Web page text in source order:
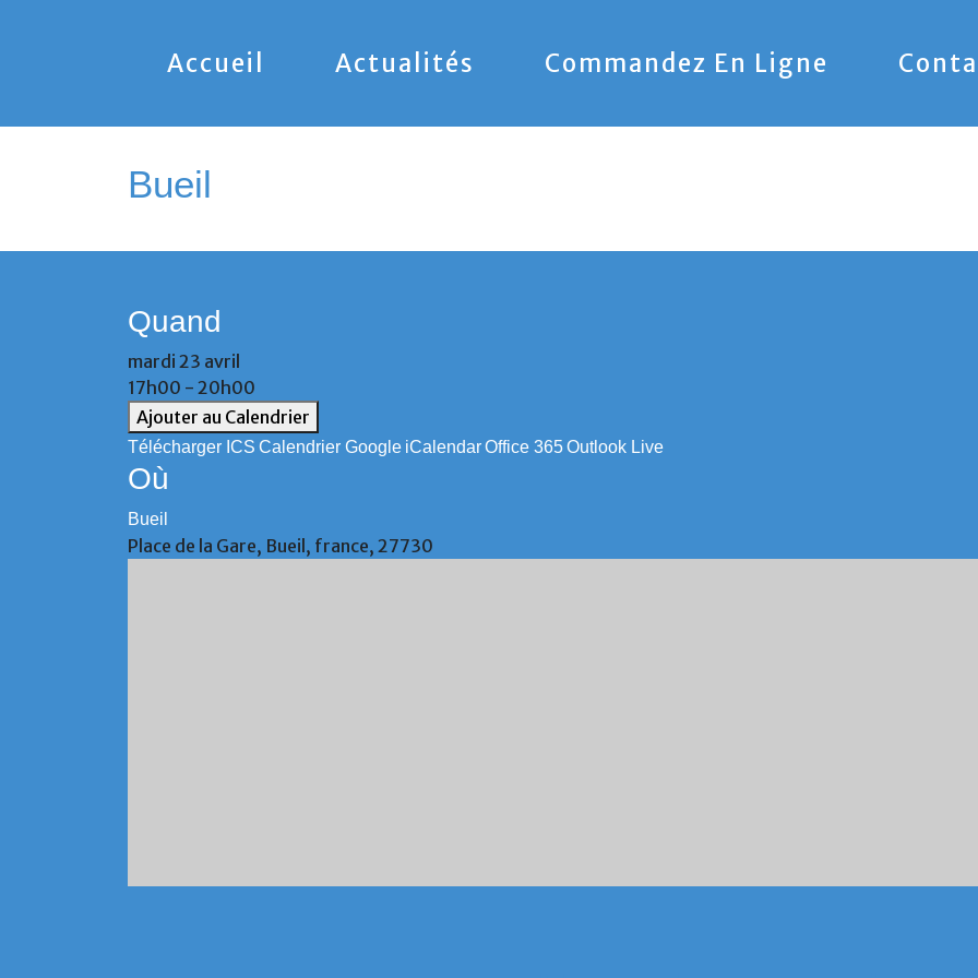
Accueil Actualités Commandez En Ligne
Bueil
Quand
mardi 23 avril
17h00 - 20h00
Ajouter au Calendrier
Télécharger ICS Calendrier Google iCalendarOffice 365Outlook Live
Où
Bueil
Place de la Gare, Bueil, france, 27730